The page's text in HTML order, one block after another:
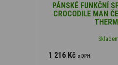
PÁNSKÉ FUNKČNÍ
CROCODILE MAN
Skladem
1 216 Kč s DPH